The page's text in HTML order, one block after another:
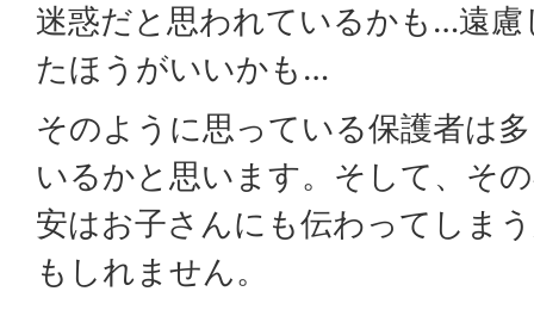
迷惑だと思われているかも…遠慮
たほうがいいかも…
そのように思っている保護者は
いるかと思います。そして、そ
安はお子さんにも伝わってしま
もしれません。